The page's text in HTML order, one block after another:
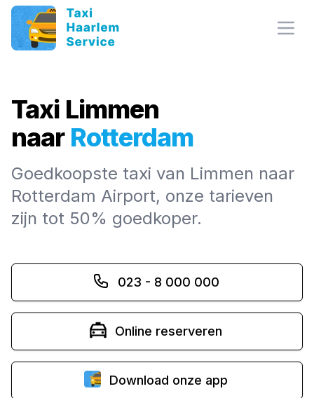
Taxi Limmen
naar Rotterdam
Goedkoopste taxi van Limmen naar
Rotterdam Airport, onze tarieven
zijn tot 50% goedkoper.
023 - 8 000 000
Online reserveren
Download onze app